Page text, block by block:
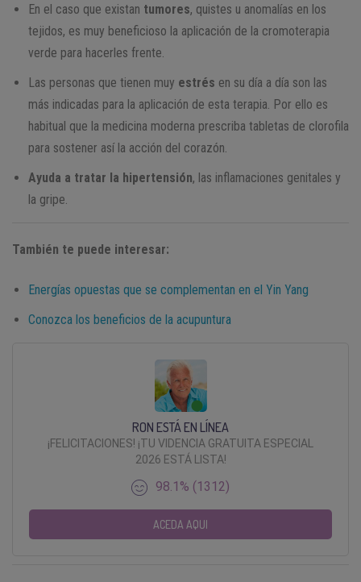
En el caso que existan tumores, quistes u anomalías en los
tejidos, es muy beneficioso la aplicación de la cromoterapia
verde para hacerles frente.
Las personas que tienen muy estrés en su día a día son las
más indicadas para la aplicación de esta terapia. Por ello es
habitual que la medicina moderna prescriba tabletas de clorofila
para sostener así la acción del corazón.
Ayuda a tratar la hipertensión, las inflamaciones genitales y
la gripe.
También te puede interesar:
Energías opuestas que se complementan en el Yin Yang
Conozca los beneficios de la acupuntura
RON ESTÁ EN LÍNEA
¡FELICITACIONES! ¡TU VIDENCIA GRATUITA ESPECIAL
2026 ESTÁ LISTA!
98.1% (1312)
ACEDA AQUI